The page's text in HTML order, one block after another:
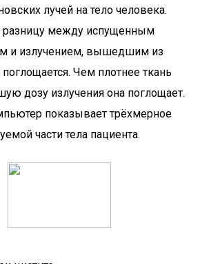
лучей на тело человека.
разницу между испущенным
и излучением, вышедшим из
Чем плотнее ткань
дозу излучения она поглощает.
показывает трёхмерное
части тела пациента.